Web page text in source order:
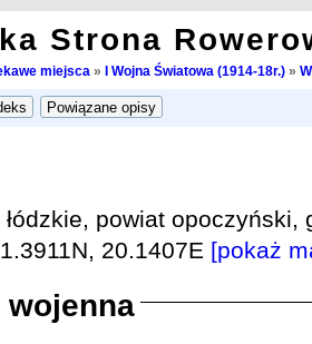
Strona
miejsca » I Wojna Światowa (1914-18r.)»
powiat opoczyński,
20.1407E [pokaż
wojenna